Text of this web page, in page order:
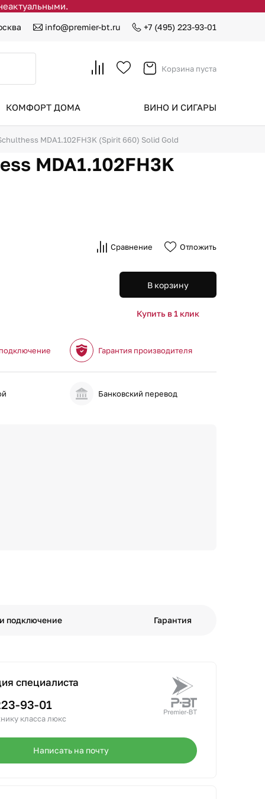
info@premier-bt.ru +7 (495) 223-93-01
Корзина пуста
КОМФОРТ ДОМА ВИНО И СИГАРЫ
MDA1.102FH3K (Spirit 660) Solid Gold
MDA1.102FH3K
Сравнение Отложить
В корзину
Купить в 1 клик
Гарантия производителя
Банковский перевод
подключение Гарантия
специалиста
93-01
класса люкс
Написать на почту